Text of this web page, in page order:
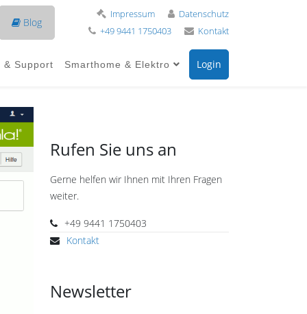
Blog
Impressum
Datenschutz
+49 9441 1750403
Kontakt
& Support Smarthome & Elektro Login
Rufen Sie uns an
Gerne helfen wir Ihnen mit Ihren Fragen
weiter.
+49 9441 1750403
Kontakt
Newsletter